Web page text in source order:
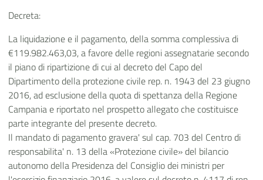
Decreta:
La liquidazione e il pagamento, della somma complessiva di
€119.982.463,03, a favore delle regioni assegnatarie secondo
il piano di ripartizione di cui al decreto del Capo del
Dipartimento della protezione civile rep. n. 1943 del 23 giugno
2016, ad esclusione della quota di spettanza della Regione
Campania e riportato nel prospetto allegato che costituisce
parte integrante del presente decreto.
Il mandato di pagamento gravera' sul cap. 703 del Centro di
responsabilita' n. 13 della «Protezione civile» del bilancio
autonomo della Presidenza del Consiglio dei ministri per